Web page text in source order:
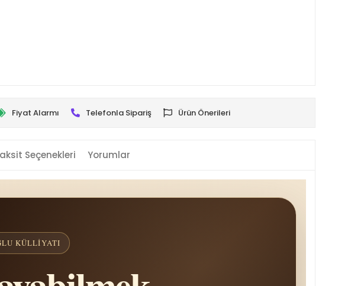
Fiyat Alarmı Telefonla Sipariş Ürün Önerileri
Seçenekleri Yorumlar
KÜLLIYATI